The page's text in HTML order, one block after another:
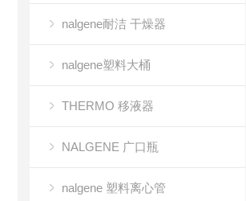
nalgene耐洁 干燥器
nalgene塑料大桶
THERMO 移液器
NALGENE 广口瓶
nalgene 塑料离心管